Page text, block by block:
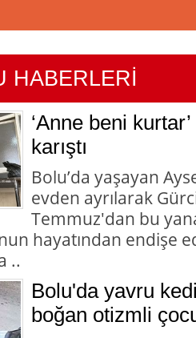
HABERLERİ
‘Anne beni
karıştı
Bolu’da yaşayan
evden ayrılarak
Temmuz'dan bu
hayatından endişe
..
Bolu'da yavru
boğan otizmli